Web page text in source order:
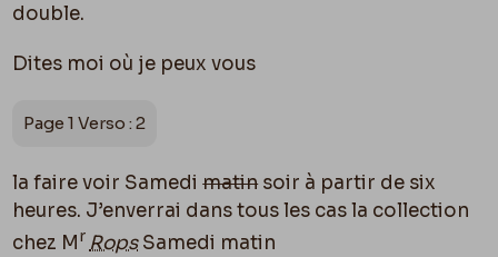
double.
Dites moi où je peux vous
Page 1 Verso : 2
la faire voir Samedimatinsoir à partir de six
heures. J’enverrai dans tous les cas la collection
chez M r RopsSamedi matin